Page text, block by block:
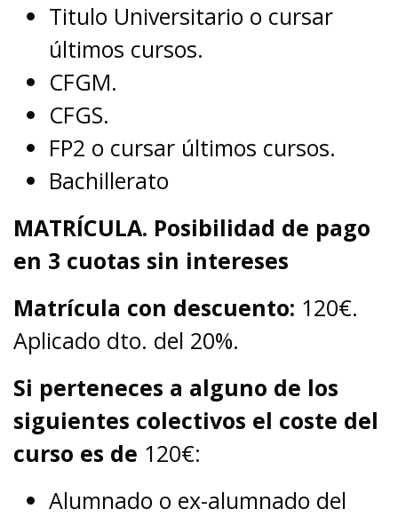
Titulo Universitario o cursar
últimos cursos.
CFGM.
CFGS.
FP2 o cursar últimos cursos.
Bachillerato
MATRÍCULA. Posibilidad de pago
en 3 cuotas sin intereses
Matrícula con descuento: 120€.
Aplicado dto. del 20%.
Si perteneces a alguno de los
siguientes colectivos el coste del
curso es de 120€:
Alumnado o ex-alumnado del